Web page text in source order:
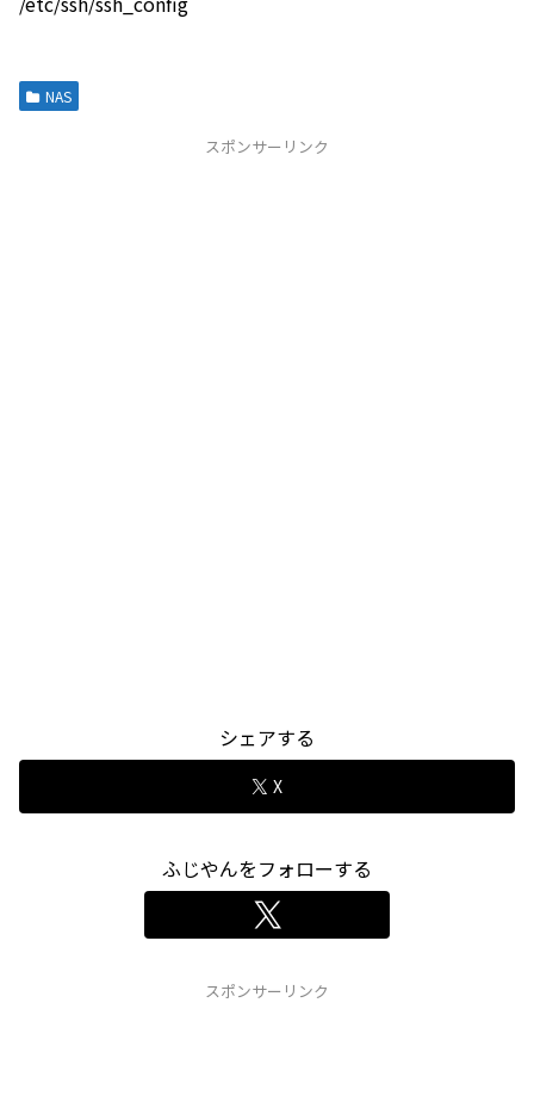
NAS
スポンサーリンク
シェアする
X
ふじやんをフォローする
スポンサーリンク